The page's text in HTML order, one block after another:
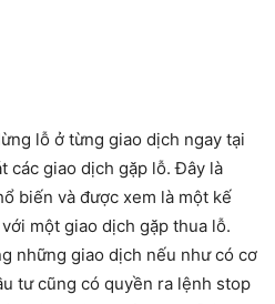
lỗ ở từng giao dịch ngay tại
các giao dịch gặp lỗ. Đây là
biến và được xem là một kế
một giao dịch gặp thua lỗ.
những giao dịch nếu như có cơ
tư cũng có quyền ra lệnh stop